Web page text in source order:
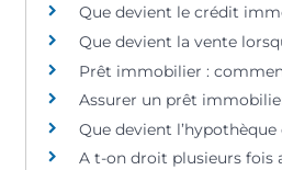
Que devient le crédit
Que devient la vente
Prêt immobilier :
Assurer un prêt
Que devient
A t-on droit plusieurs fois